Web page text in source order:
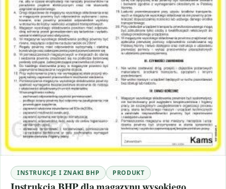
INSTRUKCJE I ZNAKI BHP PRODUKT